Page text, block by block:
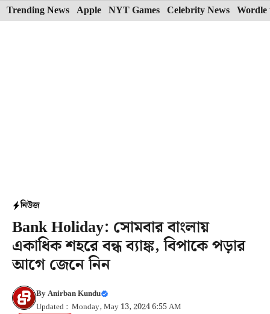
Skip
to
Trending News Apple NYT Games Celebrity News Wordle
নিউজ
Bank Holiday: সোমবার বাংলায়
একাধিক শহরে বন্ধ ব্যাঙ্ক, বিপাকে পড়ার
আগে জেনে নিন
ByAnirban Kundu
Updated : Monday, May 13, 2024 6:55 AM